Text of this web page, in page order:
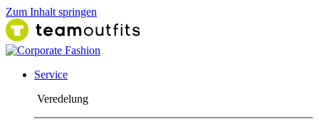
Zum Inhalt springen
Service
Ver​edelung